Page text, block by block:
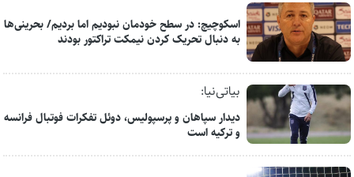
اسکوچیچ: در سطح خودمان نبودیم اما بردیم/ بحرینی‌ها
به دنبال تحریک کردن نیمکت تراکتور بودند
بیاتی‌نیا:
دیدار سپاهان و پرسپولیس، دوئل تفکرات فوتبال فرانسه
و ترکیه است